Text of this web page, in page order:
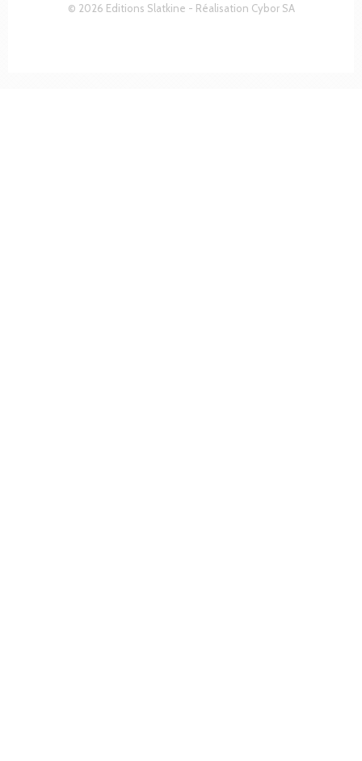
© 2026 Editions Slatkine - Réalisation Cybor SA